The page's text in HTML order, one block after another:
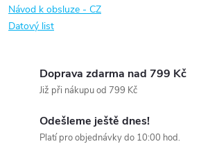
Návod k obsluze - CZ
Datový list
Doprava zdarma nad 799 Kč
Již při nákupu od 799 Kč
Odešleme ještě dnes!
Platí pro objednávky do 10:00 hod.